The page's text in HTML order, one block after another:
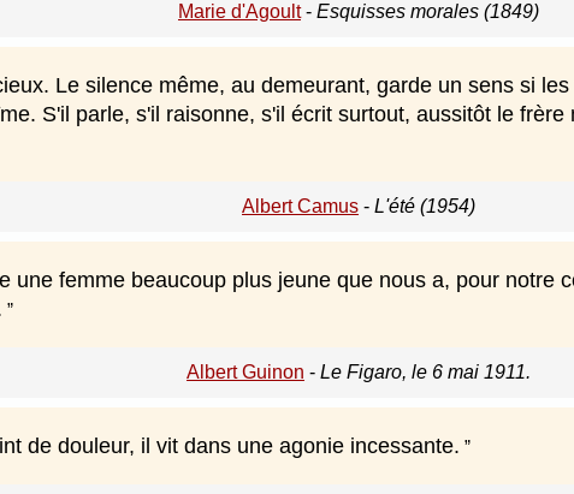
Marie d'Agoult- Esquisses morales (1849)
Le silence même, au demeurant, garde un sens si
S'il parle, s'il raisonne, s'il écrit surtout, aussitôt le
Albert Camus - L'été (1954)
une femme beaucoup plus jeune que nous a, pour notre
Albert Guinon - Le Figaro, le 6 mai 1911.
de douleur, il vit dans une agonie incessante.